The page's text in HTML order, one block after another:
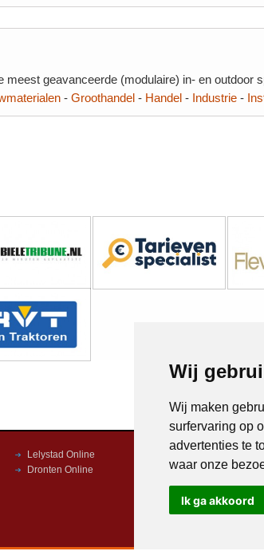
Wij
Wij maken
surfervaring op
advertenties te
waar onze
Ik ga akkoord
geavanceerde (modulaire) in- en outdoor
- Groothandel - Handel - Industrie-
Lelystad Online
Dronten Online
Harderwijk Online